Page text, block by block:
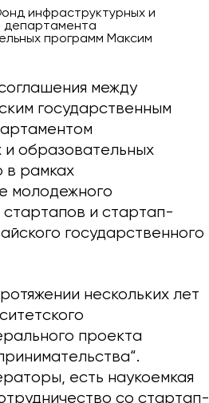
инфраструктурных и
департамента
программ Максим
между
государственным
образовательных
в рамках
молодежного
и стартап-
государственного
нескольких лет
проекта
есть наукоемкая
со стартап-